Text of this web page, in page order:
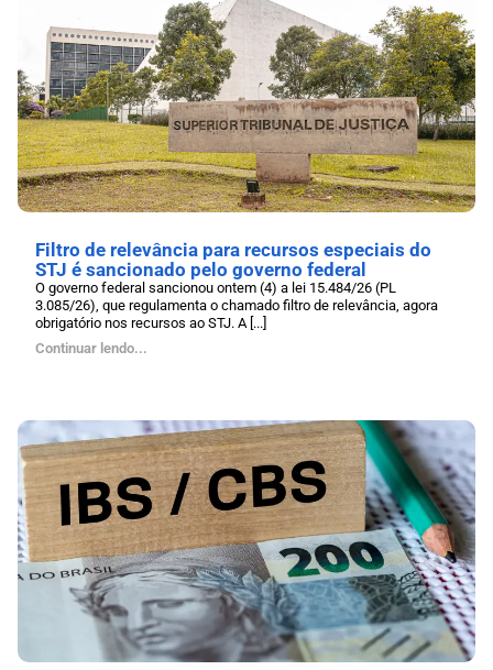
Filtro de relevância para recursos especiais do
STJ é sancionado pelo governo federal
O governo federal sancionou ontem (4) a lei 15.484/26 (PL
3.085/26), que regulamenta o chamado filtro de relevância, agora
obrigatório nos recursos ao STJ. A [...]
Continuar lendo...